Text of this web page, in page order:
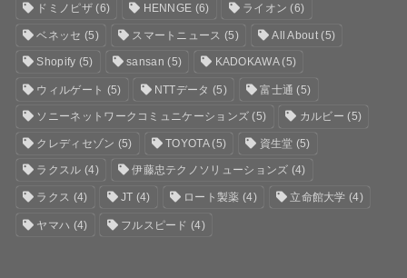
ドミノピザ(6) HENNGE (6) ライオン (6)
ベネッセ (5) スマートニュース (5) All About(5)
Shopify (5) sansan (5) KADOKAWA(5)
ウィルゲート (5) NTTデータ (5) 富士通 (5)
ソニーネットワークコミュニケーションズ (5) カルビー (5)
クレディセゾン (5) TOYOTA(5) 資生堂 (5)
ラクスル (4) 伊藤忠テクノソリューションズ (4)
ラクス (4) JT (4) ロート製薬 (4) 立命館大学 (4)
ヤマハ (4) フルスピード (4)